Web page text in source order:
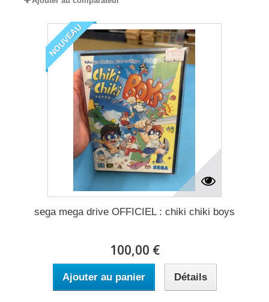
NOUVEAU
sega mega drive OFFICIEL : chiki chiki boys
100,00 €
Ajouter au panier Détails